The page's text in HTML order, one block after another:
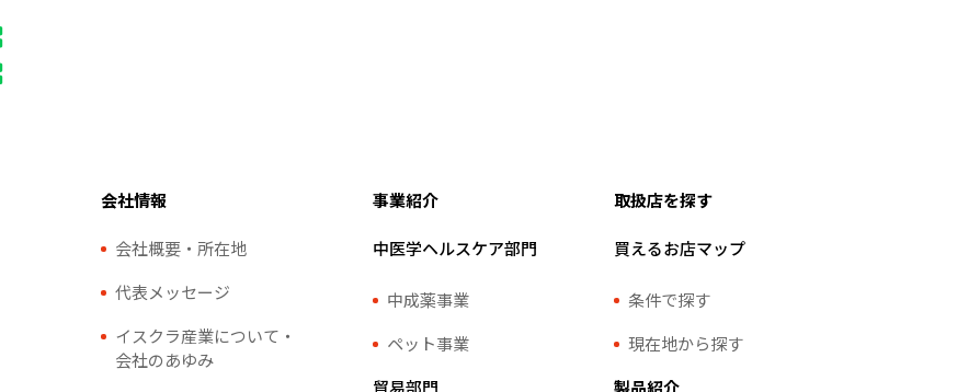
会社情報
会社概要・所在地
代表メッセージ
イスクラ産業について・
会社のあゆみ
事業紹介
中医学ヘルスケア部門
中成薬事業
ペット事業
貿易部門
取扱店を探す
買えるお店マップ
条件で探す
現在地から探す
製品紹介